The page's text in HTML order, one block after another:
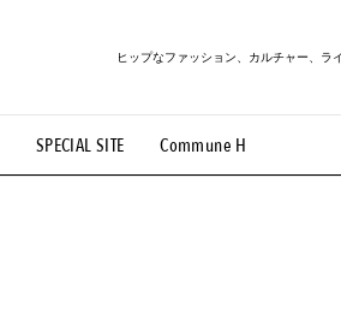
SPECIAL SITE Commune H
ヒップなファッション、カルチャー、ラ
#路地裏てぃーん。 #MONTHLY
#MOVIE #LIFESTYLE #SNEAKER